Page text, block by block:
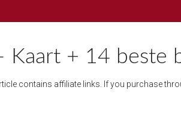
Kaart + 14 beste
contains affiliate links. If you purchase